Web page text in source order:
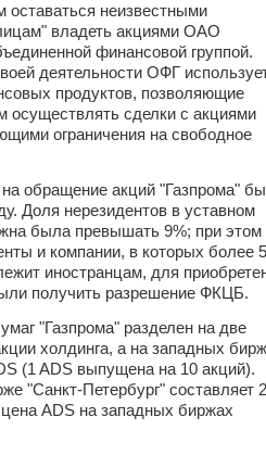
неизвестными
владеть акциями ОАО
финансовой группой.
деятельности ОФГ
продуктов, позволяющие
осуществлять сделки с акциями
ограничения на свободное
обращение акций "Газпрома"
Доля нерезидентов в уставном
была превышать 9%; при этом
и компании, в которых более
иностранцам, для
получить разрешение ФКЦБ.
"Газпрома" разделен на две
холдинга, а на западных
(1 ADS выпущена на 10 акций).
"Санкт-Петербург" составляет
ADS на западных биржах